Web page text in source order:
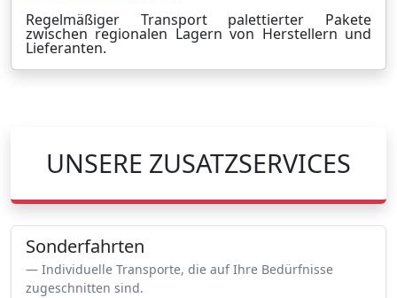
Regelmäßiger Transport palettierter Pakete
zwischen regionalen Lagern von Herstellern und
Lieferanten.
UNSERE ZUSATZSERVICES
Sonderfahrten
Individuelle Transporte, die auf Ihre Bedürfnisse
zugeschnitten sind.